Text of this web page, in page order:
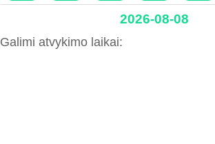
2026-08-08
Galimi atvykimo laikai: